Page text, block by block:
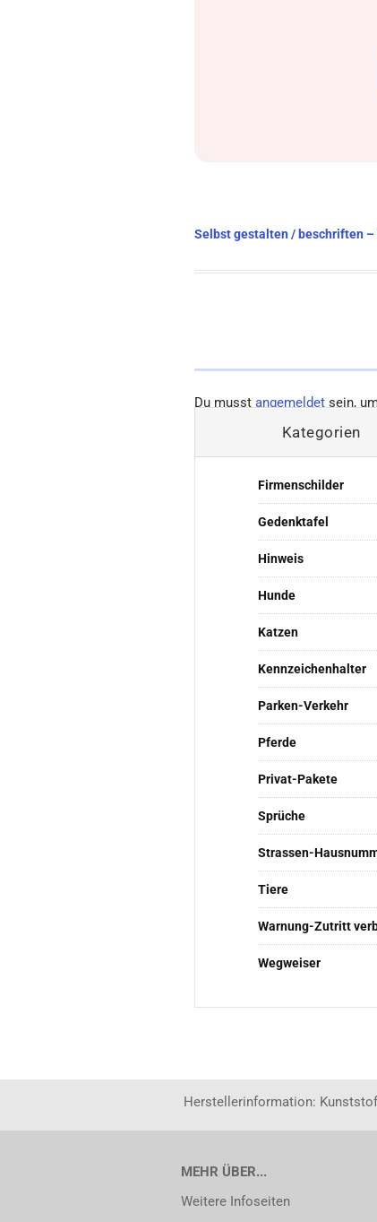
Beitragsnavigation
Selbst gestalten / beschriften
Du musst angemeldet sein,
Kategorien
Firmenschilder
Gedenktafel
Hinweis
Hunde
Katzen
Kennzeichenhalter
Parken-Verkehr
Pferde
Privat-Pakete
Sprüche
Strassen-
Tiere
Warnung-Zutritt
Wegweiser
Herstellerinformation:
MEHR ÜBER...
Weitere Infoseiten